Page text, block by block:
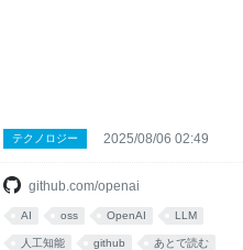
github.com/openai
テクノロジー 2025/08/06 02:49
AI oss OpenAI LLM
人工知能 github あとで読む